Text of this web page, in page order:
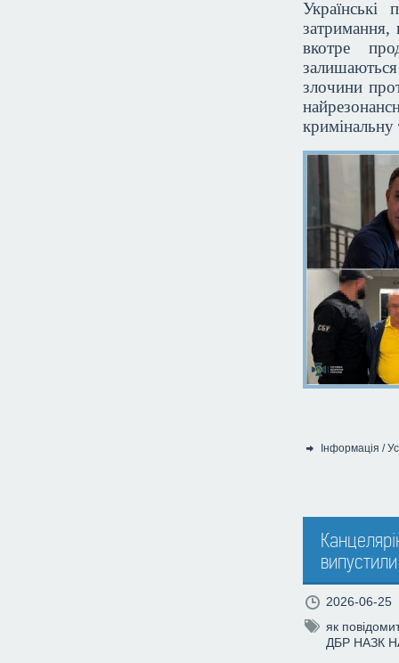
Українські
затримання,
вкотре
злочини
кримінальну
Категорія:
Інформація /
2026-06-25
як
ДБР НАЗК